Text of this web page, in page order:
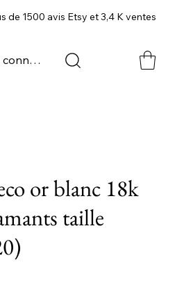
connecter
de 1500 avis Etsy et 3,4 K ventes
or blanc 18k
taille